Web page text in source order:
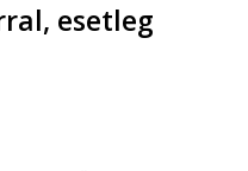
esetleg